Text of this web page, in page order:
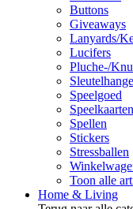
Buttons
Giveaways
Lanyards/
Lucifers
Pluche-/
Speelgoed
Speelkaarten
Spellen
Stickers
Stressballen
Toon alle
Home & Living